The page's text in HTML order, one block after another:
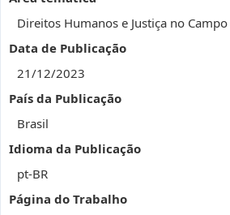
Direitos Humanos e Justiça no
Data de Publicação
21/12/2023
País da Publicação
Brasil
Idioma da Publicação
pt-BR
Página do Trabalho